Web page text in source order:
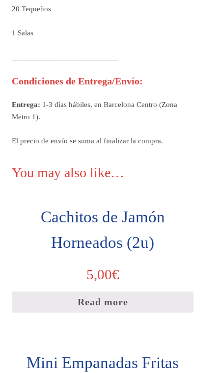
20 Tequeños
1 Salas
Condiciones de Entrega/Envío:
Entrega: 1-3 días hábiles, en Barcelona Centro (Zona
Metro 1).
El precio de envío se suma al finalizar la compra.
You may also like…
Cachitos de Jamón
Horneados (2u)
5,00€
Read more
Mini Empanadas Fritas